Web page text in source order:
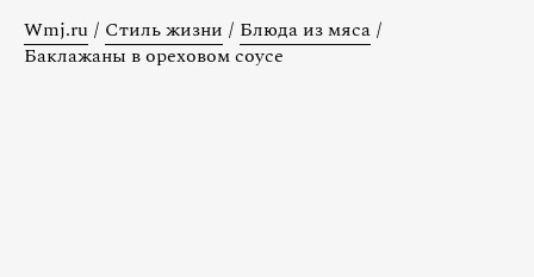
Wmj.ru / Стиль жизни / Блюда из мяса /
Баклажаны в ореховом соусе